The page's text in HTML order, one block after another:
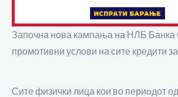
Започна нова кампања на НЛБ Банка
промотивни услови на сите кредити
Сите физички лица кои во периoдот